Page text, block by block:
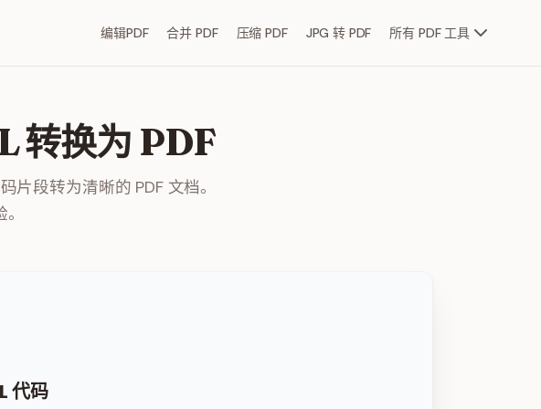
编辑PDF 合并 PDF 压缩 PDF JPG 转 PDF 所有 PDF 工具
转换为 PDF
片段转为清晰的 PDF 文档。
代码